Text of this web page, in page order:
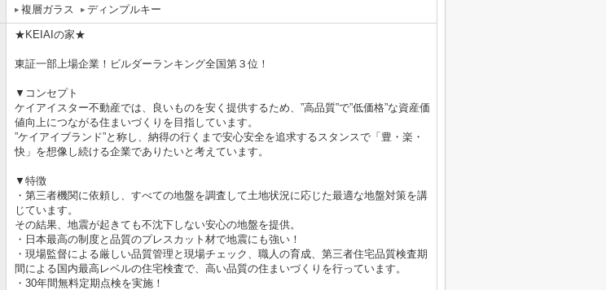
複層ガラス
ディンプルキー
★KEIAIの家★
東証一部上場企業！ビルダーランキング全国第３位！
▼コンセプト
ケイアイスター不動産では、良いものを安く提供するため、”高品質”で”低価格”な資産価
値向上につながる住まいづくりを目指しています。
”ケイアイブランド”と称し、納得の行くまで安心安全を追求するスタンスで「豊・楽・
快」を想像し続ける企業でありたいと考えています。
▼特徴
・第三者機関に依頼し、すべての地盤を調査して土地状況に応じた最適な地盤対策を講
じています。
その結果、地震が起きても不沈下しない安心の地盤を提供。
・日本最高の制度と品質のプレスカット材で地震にも強い！
・現場監督による厳しい品質管理と現場チェック、職人の育成、第三者住宅品質検査期
間による国内最高レベルの住宅検査で、高い品質の住まいづくりを行っています。
・30年間無料定期点検を実施！